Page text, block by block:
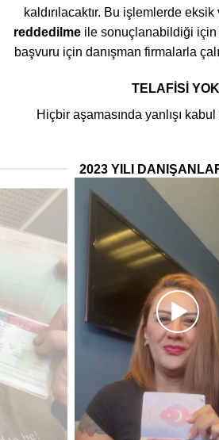
kaldırılacaktır. Bu işlemlerde
reddedilme ile sonuçlanabildiği için
başvuru için danışman firmalarla
TELAFİSİ
Hiçbir aşamasında yanlışı
2023 YILI